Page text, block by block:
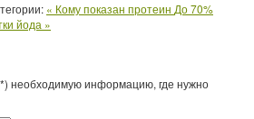
« Кому показан протеин До 70%
йода »
необходимую информацию, где нужно